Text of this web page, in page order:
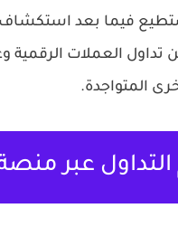
فيما بعد
تداول العملات الرقمية
المتواجدة.
عبر